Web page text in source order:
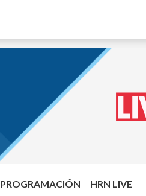
PROGRAMACIÓN HRN LIVE